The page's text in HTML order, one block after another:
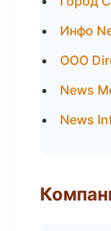
Инфо
ООО
News
News